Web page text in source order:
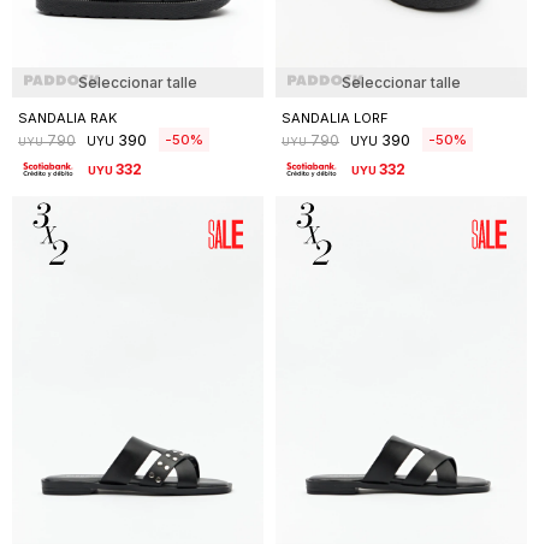
Seleccionar talle
SANDALIA RAK
UYU 790 UYU 390 50
UYU332
Seleccionar talle
SANDALIA LORF
UYU 790 UYU 390 50
UYU332